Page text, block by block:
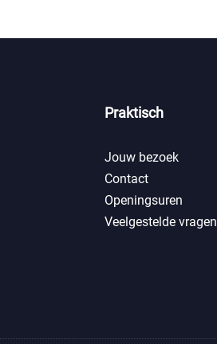
Praktisch
Jouw bezoek
Contact
Openingsuren
Veelgestelde vragen